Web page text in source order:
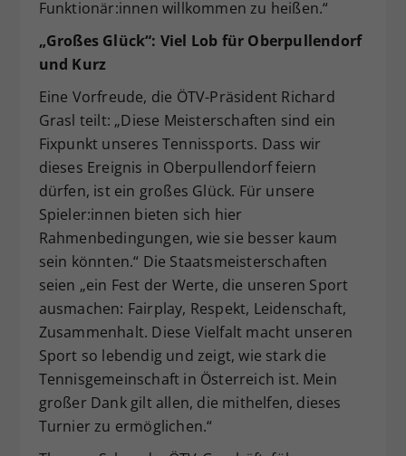
Funktionär:innen willkommen zu heißen.“
„Großes Glück“: Viel Lob für Oberpullendorf
und Kurz
Eine Vorfreude, die ÖTV-Präsident Richard
Grasl teilt: „Diese Meisterschaften sind ein
Fixpunkt unseres Tennissports. Dass wir
dieses Ereignis in Oberpullendorf feiern
dürfen, ist ein großes Glück. Für unsere
Spieler:innen bieten sich hier
Rahmenbedingungen, wie sie besser kaum
sein könnten.“ Die Staatsmeisterschaften
seien „ein Fest der Werte, die unseren Sport
ausmachen: Fairplay, Respekt, Leidenschaft,
Zusammenhalt. Diese Vielfalt macht unseren
Sport so lebendig und zeigt, wie stark die
Tennisgemeinschaft in Österreich ist. Mein
großer Dank gilt allen, die mithelfen, dieses
Turnier zu ermöglichen.“